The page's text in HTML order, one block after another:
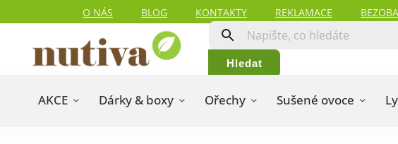
O NÁS BLOG KONTAKTY REKLAMACE
Hledat
AKCE Dárky & boxy Ořechy Sušené ovoce